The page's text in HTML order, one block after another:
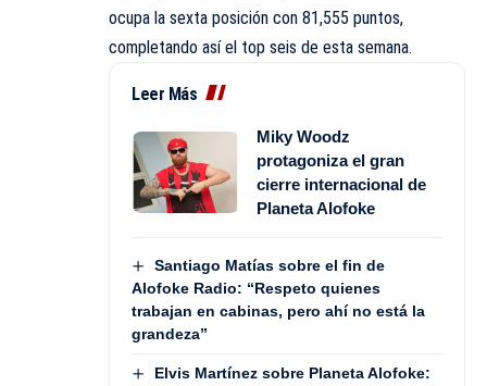
ocupa la sexta posición con 81,555 puntos,
completando así el top seis de esta semana.
Leer Más
Miky Woodz
protagoniza el gran
cierre internacional de
Planeta Alofoke
Santiago Matías sobre el fin de
Alofoke Radio: “Respeto quienes
trabajan en cabinas, pero ahí no está la
grandeza”
Elvis Martínez sobre Planeta Alofoke: